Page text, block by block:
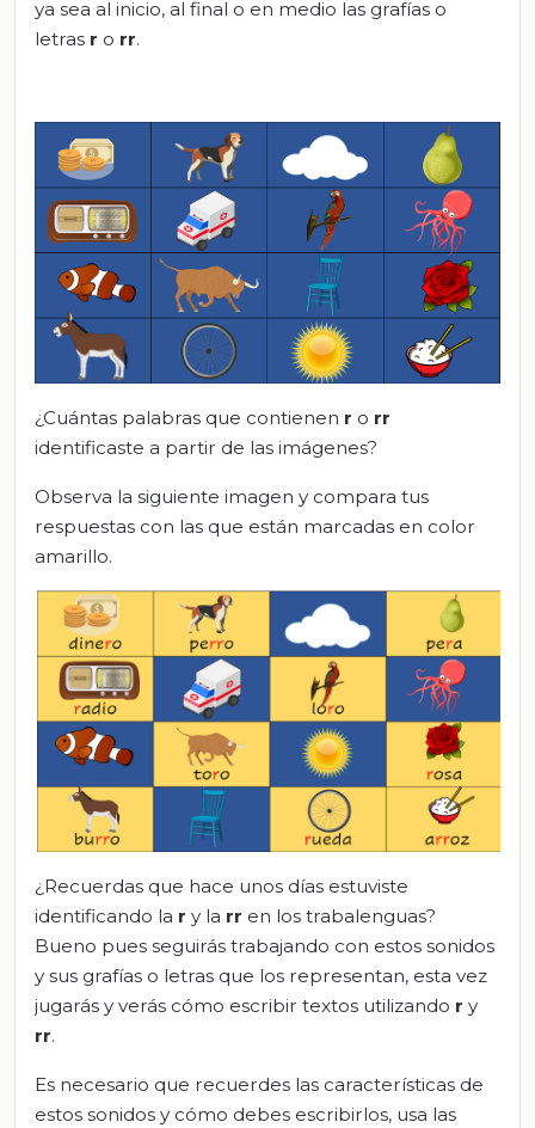
ya sea al inicio, al final o en medio las grafías o
letras r o rr.
¿Cuántas palabras que contienen r o rr
identificaste a partir de las imágenes?
Observa la siguiente imagen y compara tus
respuestas con las que están marcadas en color
amarillo.
¿Recuerdas que hace unos días estuviste
identificando la r y la rr en los trabalenguas?
Bueno pues seguirás trabajando con estos sonidos
y sus grafías o letras que los representan, esta vez
jugarás y verás cómo escribir textos utilizando r y
rr.
Es necesario que recuerdes las características de
estos sonidos y cómo debes escribirlos, usa las